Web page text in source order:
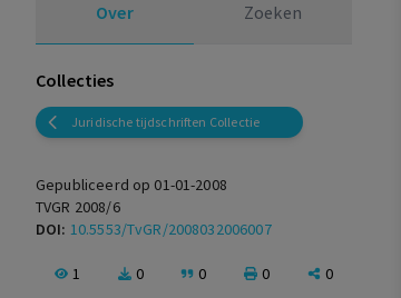
Over Zoeken
Collecties
Juridische tijdschriften Collectie
Gepubliceerd op 01-01-2008
TVGR 2008/6
DOI: 10.5553/TvGR/2008032006007
1 0 0 0 0